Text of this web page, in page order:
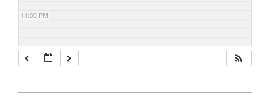
11:00 PM